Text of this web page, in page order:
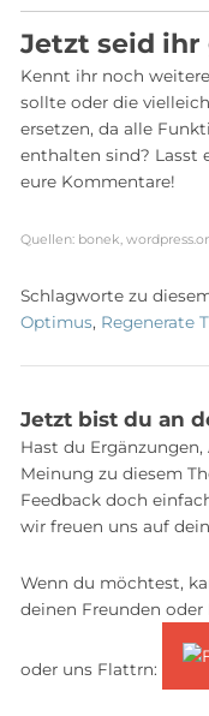
Jetzt seid ihr
Kennt ihr noch
sollte oder die
ersetzen, da alle
enthalten sind? Lasst
eure Kommentare!
Quellen: bonek,
Schlagworte zu
Optimus, Regenerate
Jetzt bist du an
Hast du
Meinung zu diesem
Feedback doch
wir freuen uns auf
Wenn du möchtest,
deinen Freunden
oder uns Flattrn: